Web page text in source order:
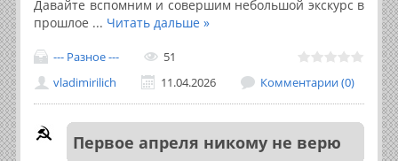
Давайте вспомним и совершим небольшой экскурс в
прошлое ... Читать дальше »
--- Разное ---
51
vladimirilich
11.04.2026 Комментарии (0)
Первое апреля никому не верю